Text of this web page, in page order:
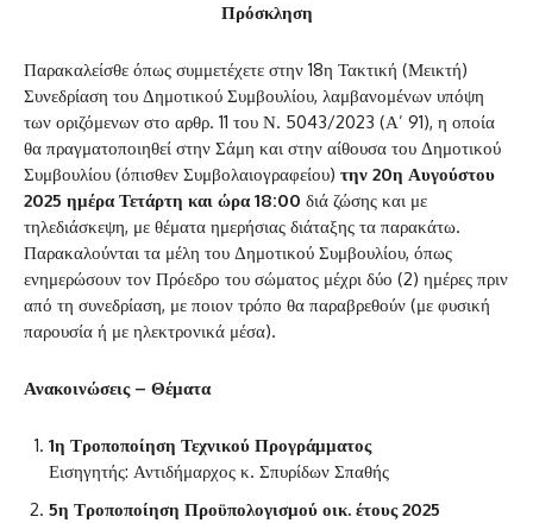
Πρόσκληση
Παρακαλείσθε όπως συμμετέχετε στην 18η Τακτική (Μεικτή)
Συνεδρίαση του Δημοτικού Συμβουλίου, λαμβανομένων υπόψη
των οριζόμενων στο αρθρ. 11 του Ν. 5043/2023 (Α’ 91), η οποία
θα πραγματοποιηθεί στην Σάμη και στην αίθουσα του Δημοτικού
Συμβουλίου (όπισθεν Συμβολαιογραφείου) την 20η Αυγούστου
2025 ημέρα Τετάρτη και ώρα 18:00 διά ζώσης και με
τηλεδιάσκεψη, με θέματα ημερήσιας διάταξης τα παρακάτω.
Παρακαλούνται τα μέλη του Δημοτικού Συμβουλίου, όπως
ενημερώσουν τον Πρόεδρο του σώματος μέχρι δύο (2) ημέρες πριν
από τη συνεδρίαση, με ποιον τρόπο θα παραβρεθούν (με φυσική
παρουσία ή με ηλεκτρονικά μέσα).
Ανακοινώσεις – Θέματα
1η Τροποποίηση Τεχνικού Προγράμματος
Εισηγητής: Αντιδήμαρχος κ. Σπυρίδων Σπαθής
5η Τροποποίηση Προϋπολογισμού οικ. έτους 2025